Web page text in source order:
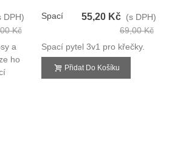
DPH)
Kč
a
ho
Spací
De Luxe
XS Křeček
55,20 Kč (s DPH)
69,00 Kč
Spací pytel 3v1 pro křečky.
Přidat Do Košíku